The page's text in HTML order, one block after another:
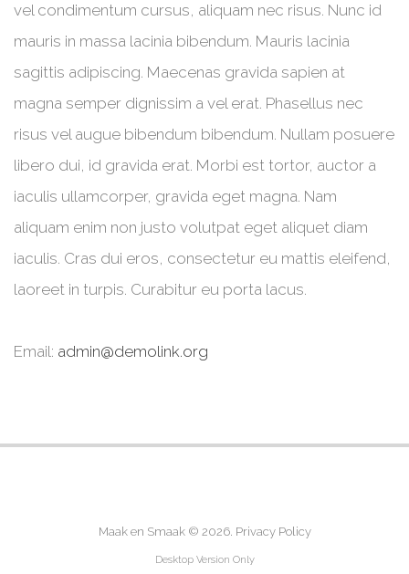
vel condimentum cursus, aliquam nec risus. Nunc id
mauris in massa lacinia bibendum. Mauris lacinia
sagittis adipiscing. Maecenas gravida sapien at
magna semper dignissim a vel erat. Phasellus nec
risus vel augue bibendum bibendum. Nullam posuere
libero dui, id gravida erat. Morbi est tortor, auctor a
iaculis ullamcorper, gravida eget magna. Nam
aliquam enim non justo volutpat eget aliquet diam
iaculis. Cras dui eros, consectetur eu mattis eleifend,
laoreet in turpis. Curabitur eu porta lacus.
Email: admin@demolink.org
Maak en Smaak© 2026. Privacy Policy
Desktop Version Only